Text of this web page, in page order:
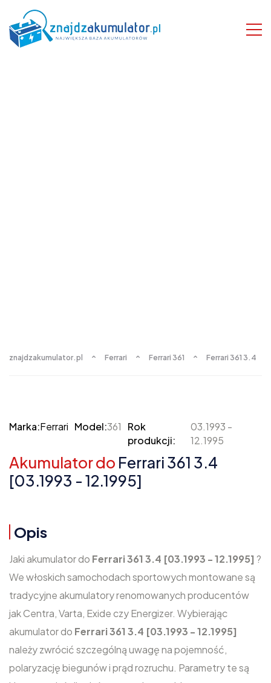
znajdzakumulator.pl Ferrari Ferrari 361 Ferrari 361 3.4
Marka:Ferrari Model:361
Rok
produkcji:
03.1993 -
12.1995
Akumulator do Ferrari 361 3.4
[03.1993 - 12.1995]
Opis
Jaki akumulator do Ferrari 361 3.4 [03.1993 - 12.1995] ?
We włoskich samochodach sportowych montowane są
tradycyjne akumulatory renomowanych producentów
jak Centra, Varta, Exide czy Energizer. Wybierając
akumulator do Ferrari 361 3.4 [03.1993 - 12.1995]
należy zwrócić szczególną uwagę na pojemność,
polaryzację biegunów i prąd rozruchu. Parametry te są